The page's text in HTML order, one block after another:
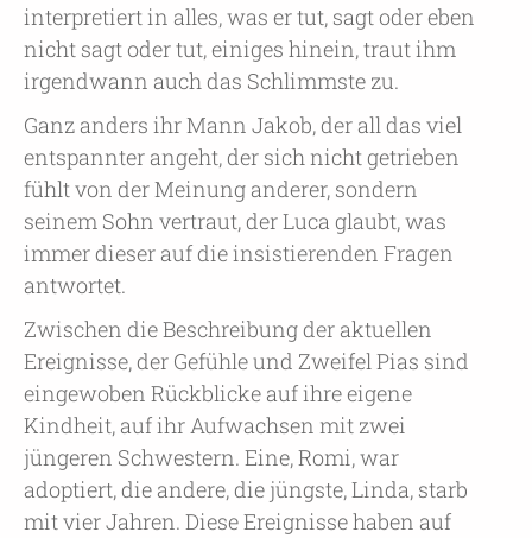
interpretiert in alles, was er tut, sagt oder eben
nicht sagt oder tut, einiges hinein, traut ihm
irgendwann auch das Schlimmste zu.
Ganz anders ihr Mann Jakob, der all das viel
entspannter angeht, der sich nicht getrieben
fühlt von der Meinung anderer, sondern
seinem Sohn vertraut, der Luca glaubt, was
immer dieser auf die insistierenden Fragen
antwortet.
Zwischen die Beschreibung der aktuellen
Ereignisse, der Gefühle und Zweifel Pias sind
eingewoben Rückblicke auf ihre eigene
Kindheit, auf ihr Aufwachsen mit zwei
jüngeren Schwestern. Eine, Romi, war
adoptiert, die andere, die jüngste, Linda, starb
mit vier Jahren. Diese Ereignisse haben auf